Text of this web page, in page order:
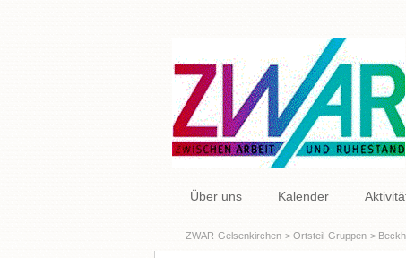
Navigation
Über uns Kalender
ZWAR-Gelsenkirchen Ortsteil-Gruppen